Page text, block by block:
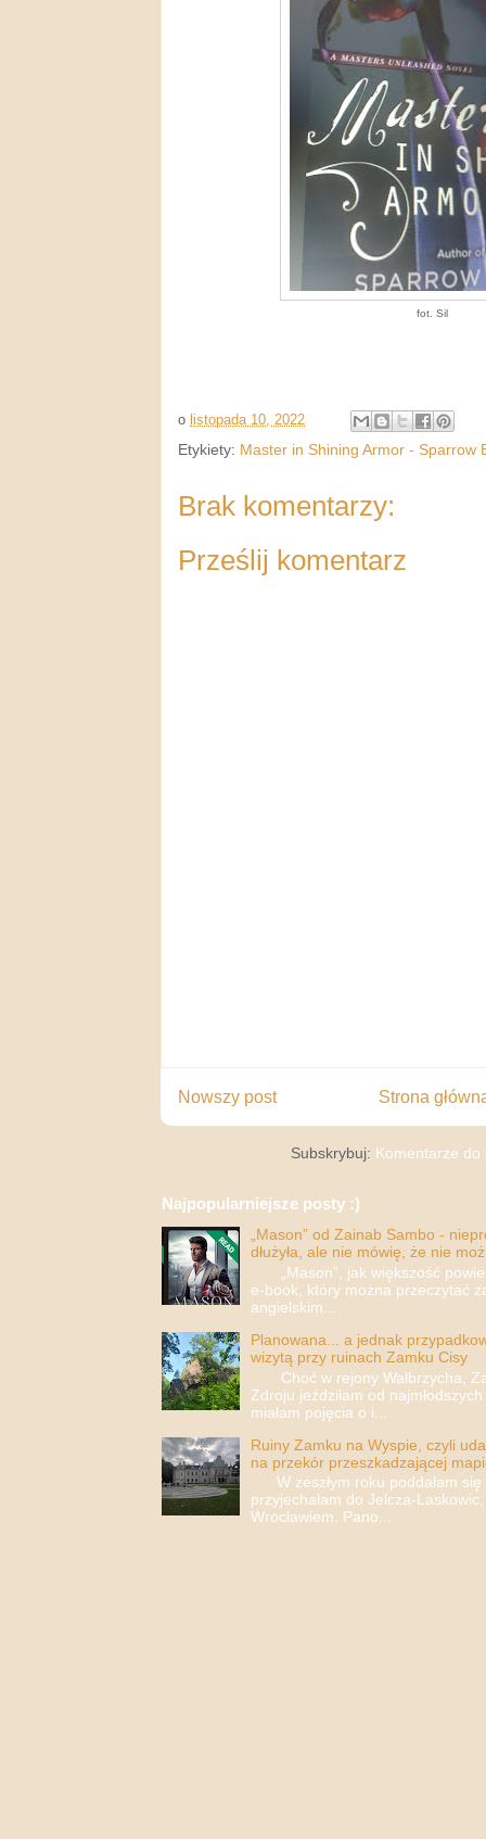
fot. Sil
o listopada 10, 2022
Etykiety: Master in Shining Armor - Sparrow
Brak komentarzy:
Prześlij komentarz
Nowszy post Strona
Subskrybuj: Komentarze do
Najpopularniejsze posty :)
„Mason” od Zainab Sambo -
dłużyła, ale nie mówię, że nie
„Mason”, jak większość
e-book, który można przeczytać
angielskim....
Planowana... a jednak
wizytą przy ruinach Zamku Cisy
Choć w rejony Wałbrzycha,
Zdroju jeździłam od
miałam pojęcia o i...
Ruiny Zamku na Wyspie, czyli
na przekór przeszkadzającej
W zeszłym roku poddałam się
przyjechałam do Jelcza-
Wrocławiem. Pano...